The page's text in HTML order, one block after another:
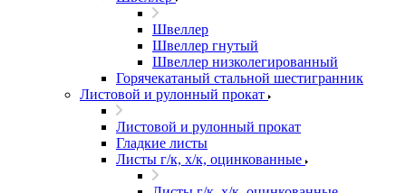
Швеллер
Швеллер гнутый
Швеллер низколегированный
Горячекатаный стальной шестигранник
Листовой и рулонный прокат
Листовой и рулонный прокат
Гладкие листы
Листы г/к, х/к, оцинкованные